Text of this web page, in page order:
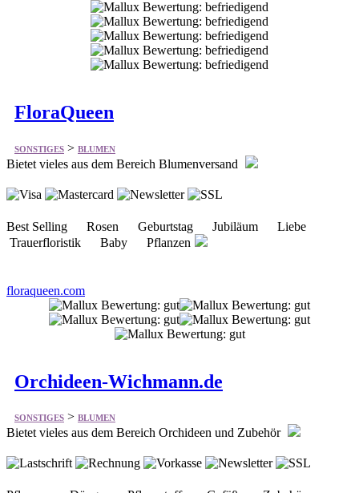
FloraQueen
SONSTIGES > BLUMEN
Bietet vieles aus dem Bereich Blumenversand
Best Selling Rosen Geburtstag Jubiläum Liebe
Trauerfloristik Baby Pflanzen
floraqueen.com
Orchideen-Wichmann.de
SONSTIGES > BLUMEN
Bietet vieles aus dem Bereich Orchideen und Zubehör